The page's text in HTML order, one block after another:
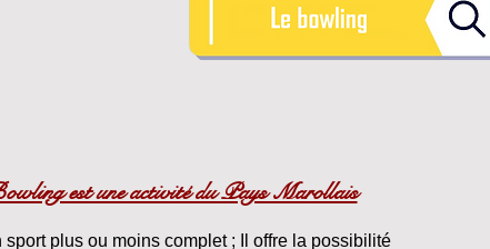
est une activité du Pays Marollais
sport plus ou moins complet ; Il offre la possibilité